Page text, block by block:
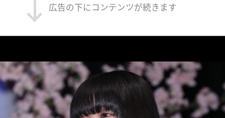
広告の下にコンテンツが続きます